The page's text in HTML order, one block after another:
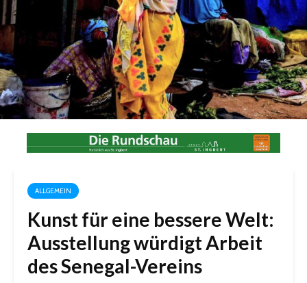
ALLGEMEIN
Kunst für eine bessere Welt:
Ausstellung würdigt Arbeit
des Senegal-Vereins